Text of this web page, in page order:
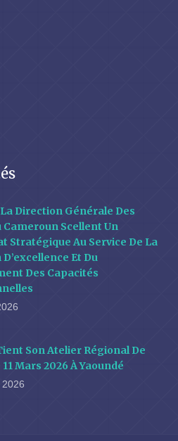
La Direction Générale Des
Scellent Un
Stratégique Au Service De La
Et Du
Des Capacités
Son Atelier Régional De
Mars 2026 À Yaoundé
2026